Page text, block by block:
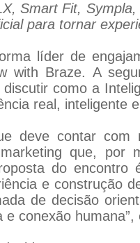
Smart Fit,
para tornar
líder de
with Braze. A
como a
real, inteligente
deve contar com
que, por
do
e construção
de decisão
e conexão